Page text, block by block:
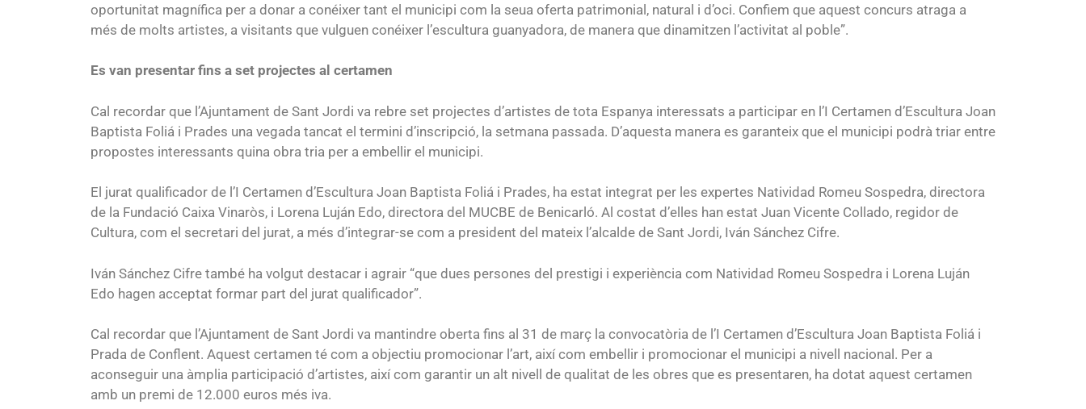
oportunitat magnífica per a donar a conéixer tant el municipi com la seua oferta patrimonial, natural i d’oci. Confiem que aquest concurs atraga a
més de molts artistes, a visitants que vulguen conéixer l’escultura guanyadora, de manera que dinamitzen l’activitat al poble”.
Es van presentar fins a set projectes al certamen
Cal recordar que l’Ajuntament de Sant Jordi va rebre set projectes d’artistes de tota Espanya interessats a participar en l’I Certamen d’Escultura Joan
Baptista Foliá i Prades una vegada tancat el termini d’inscripció, la setmana passada. D’aquesta manera es garanteix que el municipi podrà triar entre
propostes interessants quina obra tria per a embellir el municipi.
El jurat qualificador de l’I Certamen d’Escultura Joan Baptista Foliá i Prades, ha estat integrat per les expertes Natividad Romeu Sospedra, directora
de la Fundació Caixa Vinaròs, i Lorena Luján Edo, directora del MUCBE de Benicarló. Al costat d’elles han estat Juan Vicente Collado, regidor de
Cultura, com el secretari del jurat, a més d’integrar-se com a president del mateix l’alcalde de Sant Jordi, Iván Sánchez Cifre.
Iván Sánchez Cifre també ha volgut destacar i agrair “que dues persones del prestigi i experiència com Natividad Romeu Sospedra i Lorena Luján
Edo hagen acceptat formar part del jurat qualificador”.
Cal recordar que l’Ajuntament de Sant Jordi va mantindre oberta fins al 31 de març la convocatòria de l’I Certamen d’Escultura Joan Baptista Foliá i
Prada de Conflent. Aquest certamen té com a objectiu promocionar l’art, així com embellir i promocionar el municipi a nivell nacional. Per a
aconseguir una àmplia participació d’artistes, així com garantir un alt nivell de qualitat de les obres que es presentaren, ha dotat aquest certamen
amb un premi de 12.000 euros més iva.